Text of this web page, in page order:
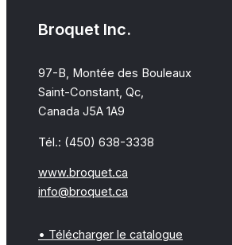
Broquet Inc.
97-B, Montée des Bouleaux
Saint-Constant, Qc,
Canada J5A 1A9
Tél.: (450) 638-3338
www.broquet.ca
info@broquet.ca
• Télécharger le catalogue